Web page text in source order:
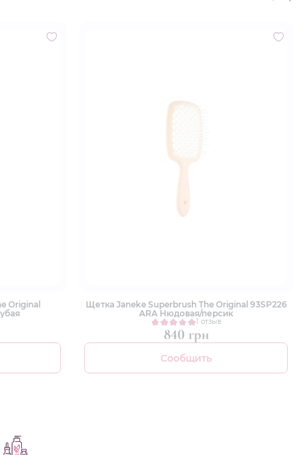
Original
Щетка Janeke Superbrush The Original 93SP226
ARA Нюдовая/персик
1 отзыв
840 грн
Сообщить